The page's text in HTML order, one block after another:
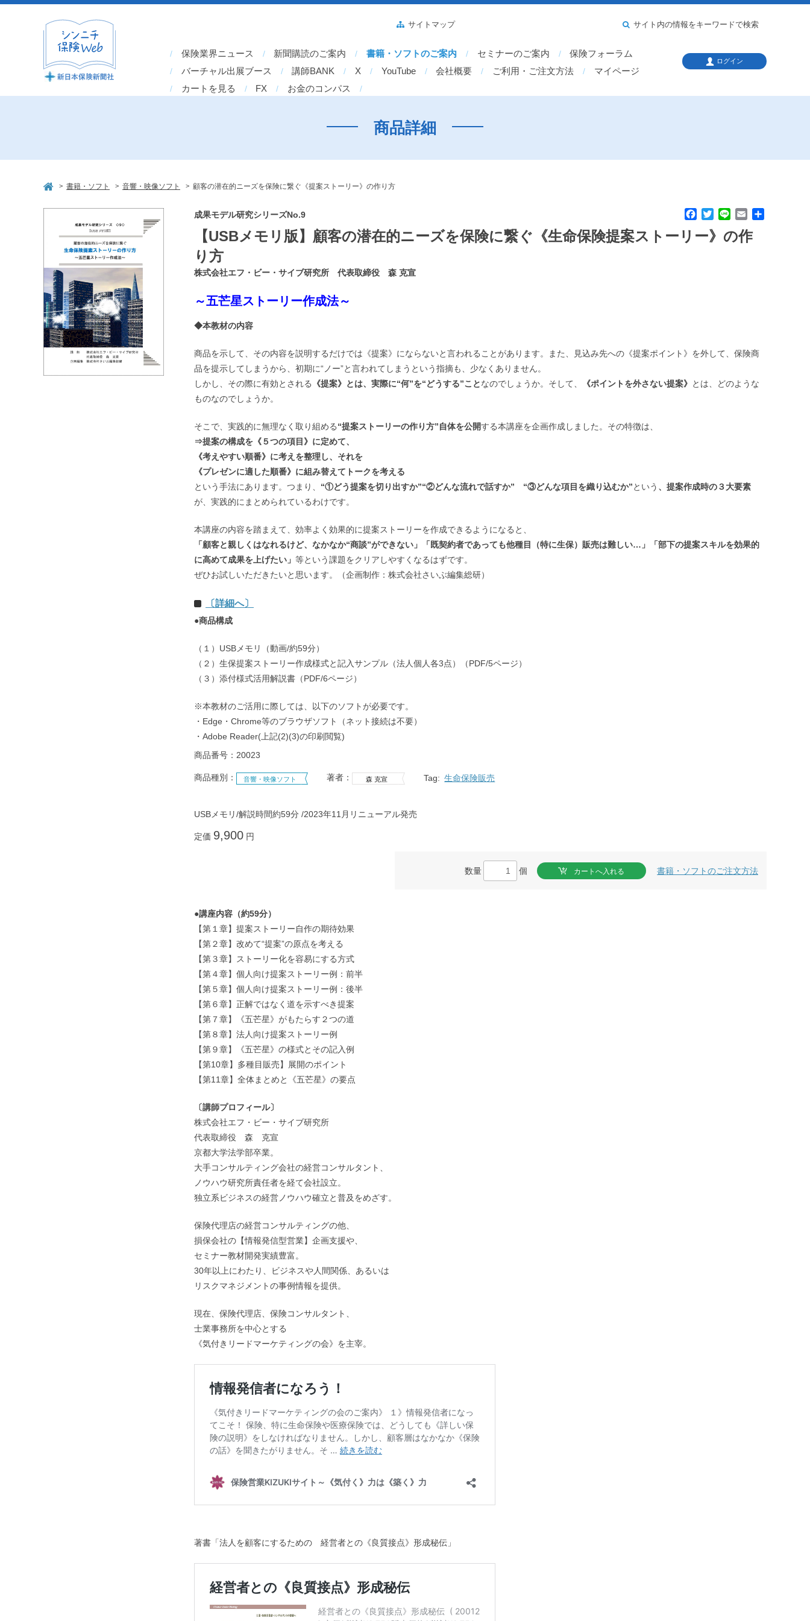
保険業界ニュース 新聞購読のご案内 書籍・ソフトのご案内 セミナーのご案内
保険フォーラム
バーチャル出展ブース
講師BANK X YouTube 会社概要 ご利用・ご注文方法
マイページ
カートを見る
FX お金のコンパス
サイトマップ サイト内の情報をキーワードで検索
ログイン
商品詳細
> 書籍・ソフト > 音響・映像ソフト > 顧客の潜在的ニーズを保険に繋ぐ《提案ストーリー》の作り方
c
i
n
a
成果モデル研究シリーズNo.9
【USBメモリ版】顧客の潜在的ニーズを保険に繋ぐ《生命保険提案ストーリー》の作
り方
株式会社エフ・ビー・サイブ研究所 代表取締役 森 克宣
～五芒星ストーリー作成法～
◆本教材の内容
商品を示して、その内容を説明するだけでは《提案》にならないと言われることがあります。また、見込み先への《提案ポイント》を外して、保険商
品を提示してしまうから、初期に“ノー”と言われてしまうという指摘も、少なくありません。
しかし、その際に有効とされる
《提案》とは、実際に“何”を“どうする”ことなのでしょうか。そして、 《ポイントを外さない提案》 とは、どのような
ものなのでしょうか。
そこで、実践的に無理なく取り組める“提案ストーリーの作り方”自体を公開する本講座を企画作成しました。その特徴は、
⇒提案の構成を《５つの項目》に定めて、
《考えやすい順番》に考えを整理し、それを
《プレゼンに適した順番》に組み替えてトークを考える
という手法にあります。つまり、 “①どう提案を切り出すか”“②どんな流れで話すか” “③どんな項目を織り込むか”という 、提案作成時の３大要素
が、実践的にまとめられているわけです。
本講座の内容を踏まえて、効率よく効果的に提案ストーリーを作成できるようになると、
「顧客と親しくはなれるけど、なかなか“商談”ができない」「既契約者であっても他種目（特に生保）販売は難しい…」「部下の提案スキルを効果的
に高めて成果を上げたい」 等という課題をクリアしやすくなるはずです。
ぜひお試しいただきたいと思います。（企画制作：株式会社さいぶ編集総研）
〔詳細へ〕
●商品構成
（１）USBメモリ（動画/約59分）
（２）生保提案ストーリー作成様式と記入サンプル（法人個人各3点）（PDF/5ページ）
（３）添付様式活用解説書（PDF/6ページ）
※本教材のご活用に際しては、以下のソフトが必要です。
・Edge・Chrome等のブラウザソフト（ネット接続は不要）
・Adobe Reader(上記(2)(3)の印刷閲覧)
商品番号：20023
商品種別： 音響・映像ソフト 著者： 森 克宣 Tag: 生命保険販売
USBメモリ/解説時間約59分 2023年11月リニューアル発売
定価 9,900 円
数量 個 書籍・ソフトのご注文方法
●講座内容（約59分）
【第１章】提案ストーリー自作の期待効果
【第２章】改めて“提案”の原点を考える
【第３章】ストーリー化を容易にする方式
【第４章】個人向け提案ストーリー例：前半
【第５章】個人向け提案ストーリー例：後半
【第６章】正解ではなく道を示すべき提案
【第７章】《五芒星》がもたらす２つの道
【第８章】法人向け提案ストーリー例
【第９章】《五芒星》の様式とその記入例
【第10章】多種目販売】展開のポイント
【第11章】全体まとめと《五芒星》の要点
〔講師プロフィール〕
株式会社エフ・ビー・サイブ研究所
代表取締役 森 克宣
京都大学法学部卒業。
大手コンサルティング会社の経営コンサルタント、
ノウハウ研究所責任者を経て会社設立。
独立系ビジネスの経営ノウハウ確立と普及をめざす。
保険代理店の経営コンサルティングの他、
損保会社の【情報発信型営業】企画支援や、
セミナー教材開発実績豊富。
30年以上にわたり、ビジネスや人間関係、あるいは
リスクマネジメントの事例情報を提供。
現在、保険代理店、保険コンサルタント、
士業事務所を中心とする
《気付きリードマーケティングの会》を主宰。
著書「法人を顧客にするための 経営者との《良質接点》形成秘伝」